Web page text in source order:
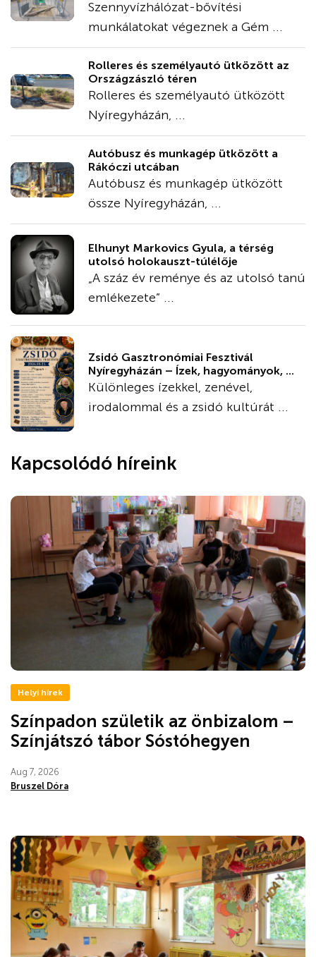
Szennyvízhálózat-bővítési
munkálatokat végeznek a Gém ...
Rolleres és személyautó ütközött az
Országzászló téren
Rolleres és személyautó ütközött
Nyíregyházán, ...
Autóbusz és munkagép ütközött a
Rákóczi utcában
Autóbusz és munkagép ütközött
össze Nyíregyházán, ...
Elhunyt Markovics Gyula, a térség
utolsó holokauszt-túlélője
„A száz év reménye és az utolsó tanú
emlékezete” ...
Zsidó Gasztronómiai Fesztivál
Nyíregyházán – Ízek, hagyományok, ...
Különleges ízekkel, zenével,
irodalommal és a zsidó kultúrát ...
Kapcsolódó híreink
Helyi hírek
Színpadon születik az önbizalom –
Színjátszó tábor Sóstóhegyen
Aug 7, 2026
Bruszel Dóra